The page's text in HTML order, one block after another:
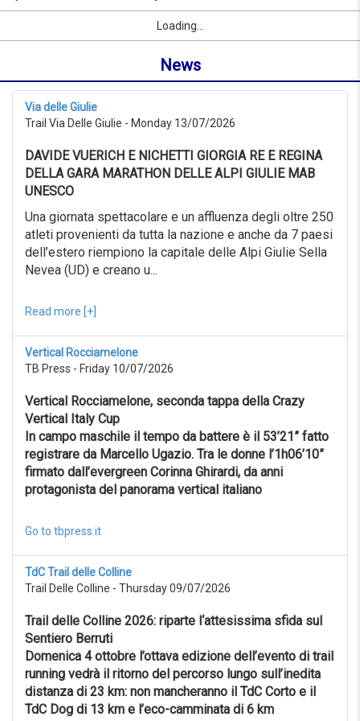
to
from
999KM
Advanced
search
Reset
from
06/07/2026
Advanced
search
Sport
Reset
City link
Loading...
News
Via delle Giulie
Trail Via Delle Giulie - Monday 13/07/2026
DAVIDE VUERICH E NICHETTI GIORGIA RE E REGINA
DELLA GARA MARATHON DELLE ALPI GIULIE MAB
UNESCO
Una giornata spettacolare e un affluenza degli oltre 250
atleti provenienti da tutta la nazione e anche da 7 paesi
dell’estero riempiono la capitale delle Alpi Giulie Sella
Nevea (UD) e creano u...
Read more [+]
Vertical Rocciamelone
TB Press - Friday 10/07/2026
Vertical Rocciamelone, seconda tappa della Crazy
Vertical Italy Cup
In campo maschile il tempo da battere è il 53’21” fatto
registrare da Marcello Ugazio. Tra le donne l’1h06’10”
firmato dall’evergreen Corinna Ghirardi, da anni
protagonista del panorama vertical italiano
Go to tbpress.it
TdC Trail delle Colline
Trail Delle Colline - Thursday 09/07/2026
Trail delle Colline 2026: riparte l‘attesissima sfida sul
Sentiero Berruti
Domenica 4 ottobre l’ottava edizione dell’evento di trail
running vedrà il ritorno del percorso lungo sull’inedita
distanza di 23 km: non mancheranno il TdC Corto e il
TdC Dog di 13 km e l’eco-camminata di 6 km